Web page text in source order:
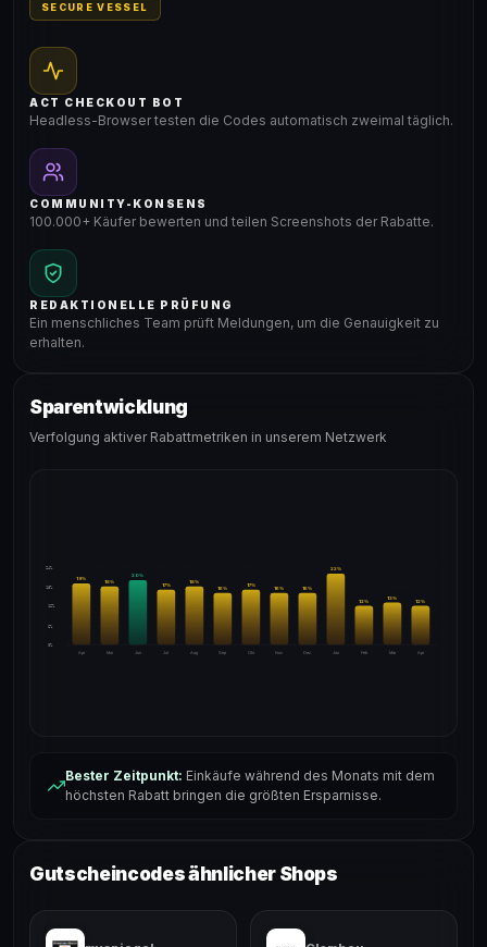
SECURE VESSEL
ACT CHECKOUT BOT
Headless-Browser testen die Codes automatisch zweimal täglich.
COMMUNITY-KONSENS
100.000+ Käufer bewerten und teilen Screenshots der Rabatte.
REDAKTIONELLE PRÜFUNG
Ein menschliches Team prüft Meldungen, um die Genauigkeit zu
erhalten.
Sparentwicklung
Verfolgung aktiver Rabattmetriken in unserem Netzwerk
24%
18%
12%
6%
0%
Apr
19%
Mai
18%
Jun
20%
Jul
17%
Aug
18%
Sep
16%
Okt
17%
Nov
16%
Dez
16%
Jan
22%
Feb
12%
Mär
13%
Apr
12%
Bester Zeitpunkt: Einkäufe während des Monats mit dem
höchsten Rabatt bringen die größten Ersparnisse.
Gutscheincodes ähnlicher Shops